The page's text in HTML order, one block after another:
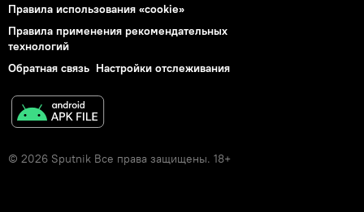
Правила использования «cookie»
Правила применения рекомендательных
технологий
Обратная связь Настройки отслеживания
© 2026 Sputnik Все права защищены. 18+